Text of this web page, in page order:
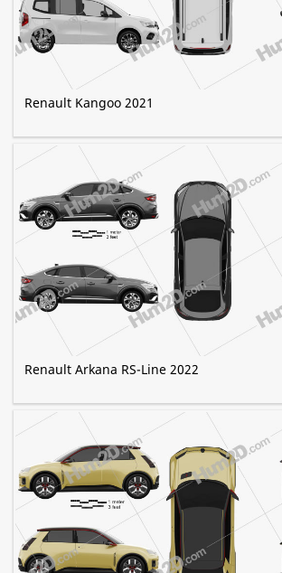
Renault Kangoo 2021
Renault Arkana RS-Line 2022